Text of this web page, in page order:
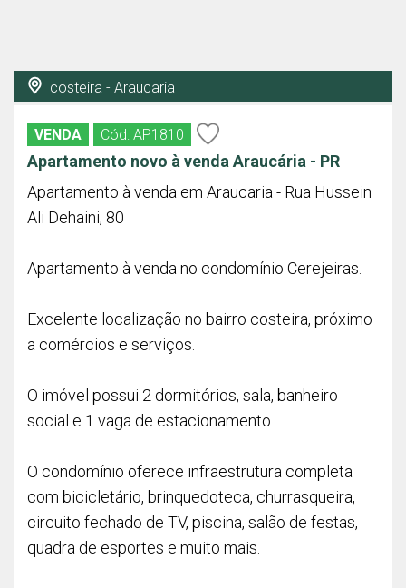
costeira - Araucaria
VENDA Cód: AP1810
Apartamento novo à venda Araucária - PR
Apartamento à venda em Araucaria - Rua Hussein
Ali Dehaini, 80
Apartamento à venda no condomínio Cerejeiras.
Excelente localização no bairro costeira, próximo
a comércios e serviços.
O imóvel possui 2 dormitórios, sala, banheiro
social e 1 vaga de estacionamento.
O condomínio oferece infraestrutura completa
com bicicletário, brinquedoteca, churrasqueira,
circuito fechado de TV, piscina, salão de festas,
quadra de esportes e muito mais.